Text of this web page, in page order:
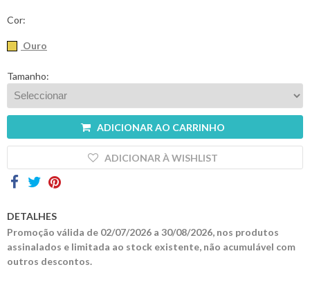
Cor:
Ouro
Tamanho:
ADICIONAR AO CARRINHO
ADICIONAR À WISHLIST
DETALHES
Promoção válida de 02/07/2026 a 30/08/2026, nos produtos
assinalados e limitada ao stock existente, não acumulável com
outros descontos.